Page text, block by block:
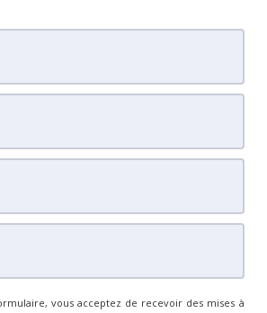
vous acceptez de recevoir des mises à